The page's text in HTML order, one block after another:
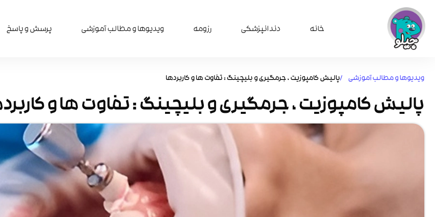
خانه دندانپزشکی رزومه ویدیوها و مطالب آموزشی​ پرسش و پاسخ
ویدیوها و مطالب آموزشی /پالیش کامپوزیت ، جرمگیری و بلیچینگ : تفاوت ها و کاربردها
پالیش کامپوزیت ، جرمگیری و بلیچینگ : تفاوت ها و